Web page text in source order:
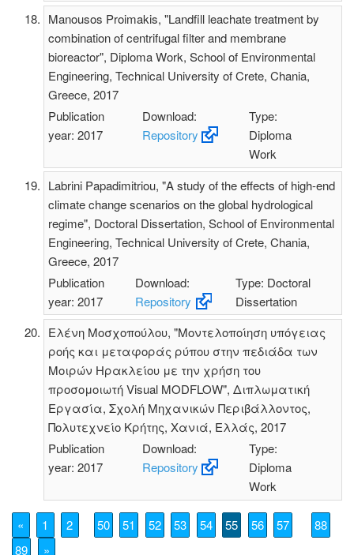
Manousos Proimakis, "Landfill leachate treatment by
combination of centrifugal filter and membrane
bioreactor", Diploma Work, School of Environmental
Engineering, Technical University of Crete, Chania,
Greece, 2017
Publication
year: 2017
Download:
Repository
Type:
Diploma
Work
Labrini Papadimitriou, "A study of the effects of high-end
climate change scenarios on the global hydrological
regime", Doctoral Dissertation, School of Environmental
Engineering, Technical University of Crete, Chania,
Greece, 2017
Publication
year: 2017
Download:
Repository
Type: Doctoral
Dissertation
Ελένη Μοσχοπούλου, "Μοντελοποίηση υπόγειας
ροής και μεταφοράς ρύπου στην πεδιάδα των
Μοιρών Ηρακλείου με την χρήση του
προσομοιωτή Visual MODFLOW", Διπλωματική
Εργασία, Σχολή Μηχανικών Περιβάλλοντος,
Πολυτεχνείο Κρήτης, Χανιά, Ελλάς, 2017
Publication
year: 2017
Download:
Repository
Type:
Diploma
Work
« 1 2 50 51 52 53 54 55 56 57
88
89
»